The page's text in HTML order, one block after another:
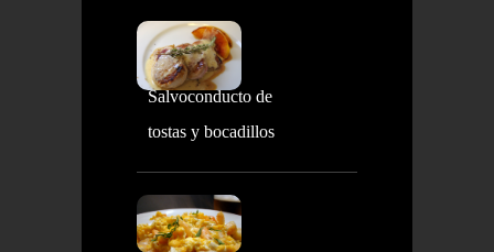
Salvoconducto de
tostas y bocadillos